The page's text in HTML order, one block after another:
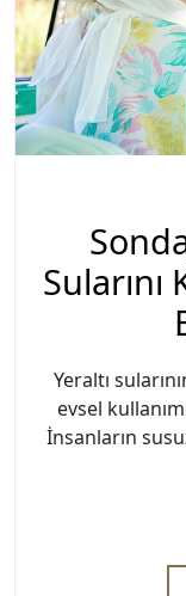
Yeraltı
evsel
İnsanların